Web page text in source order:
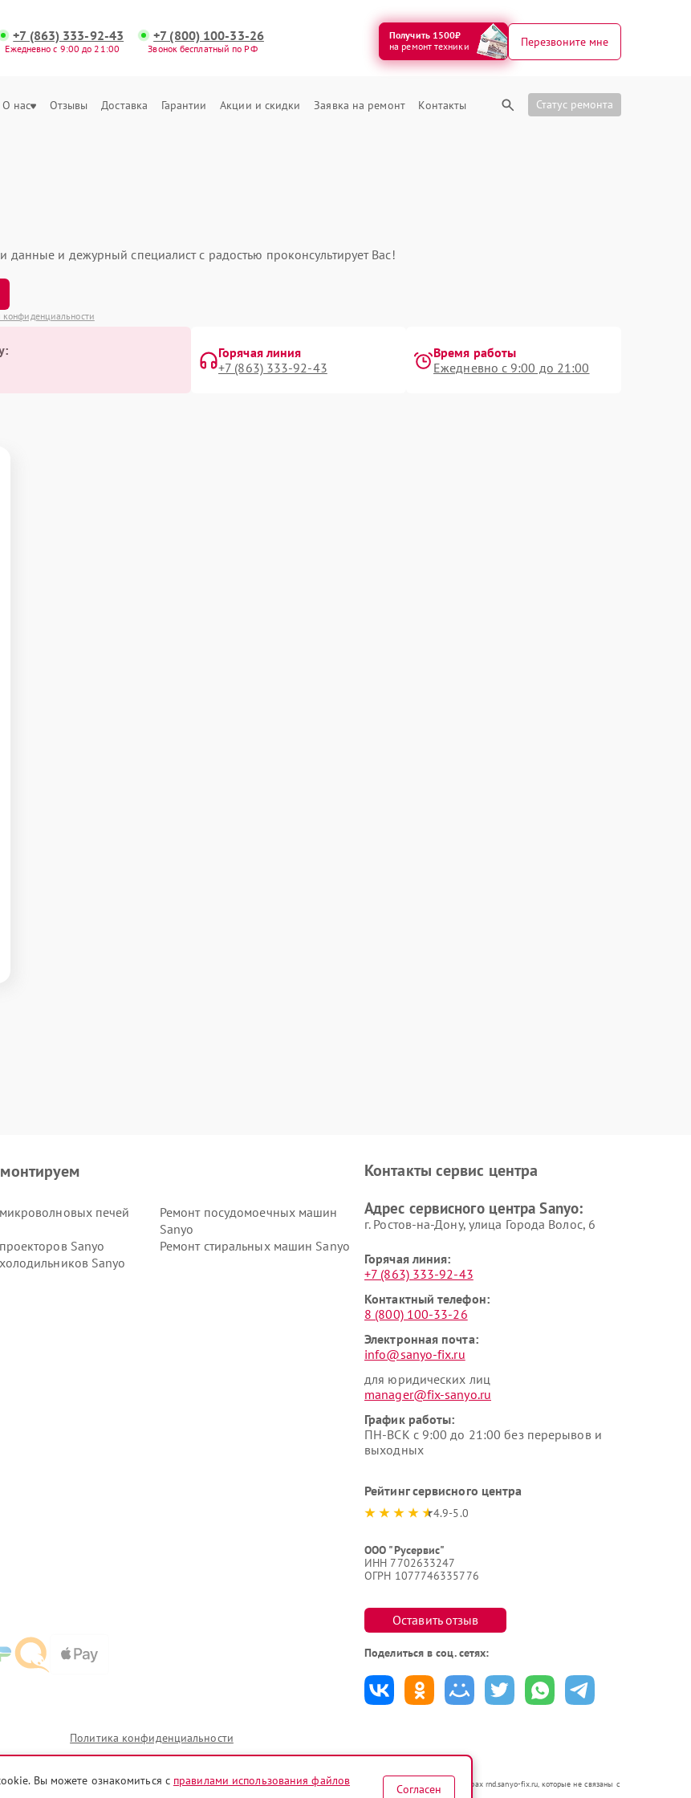
+7 (863) 333-92-43
Ежедневно с 9:00 до 21:00
+7 (800) 100-33-26
Звонок бесплатный по РФ
Получить 1500₽
на ремонт техники
Перезвоните мне
О нас Отзывы Доставка Гарантии Акции и скидки Заявка на ремонт Контакты Статус ремонта
данные и дежурный специалист с радостью проконсультирует Вас!
Горячая линия
+7 (863) 333-92-43
Время работы
Ежедневно с 9:00 до 21:00
печей
Ремонт посудомоечных машин
Sanyo
Sanyo
Ремонт стиральных машин Sanyo
Sanyo
Контакты сервис центра
Адрес сервисного центра Sanyo:
г. Ростов-на-Дону, улица Города Волос, 6
Горячая линия:
+7 (863) 333-92-43
Контактный телефон:
8 (800) 100-33-26
Электронная почта:
info@sanyo-fix.ru
для юридических лиц
manager@fix-sanyo.ru
График работы:
ПН-ВСК с 9:00 до 21:00 без перерывов и
выходных
Рейтинг сервисного центра
4.9-5.0
ООО "Русервис"
ИНН 7702633247
ОГРН 1077746335776
Оставить отзыв
Поделиться в соц. сетях:
Политика конфиденциальности
сервисные центры rnd.sanyo-fix.ru предоставляют услуги по ремонту. Услуги оказываются в неавторизованных сервисных центрах rnd.sanyo-fix.ru, которые не связаны с
Вы можете ознакомиться с правилами использования файлов
Согласен